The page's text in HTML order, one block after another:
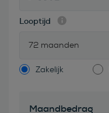
Looptijd
72 maanden
Zakelijk
Maandbedrag